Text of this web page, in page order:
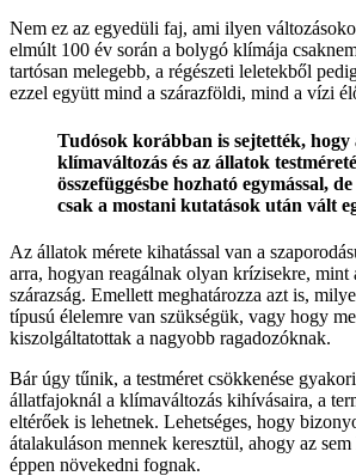
Nem ez az egyedüli faj, ami ilyen
elmúlt 100 év során a bolygó klímája
tartósan melegebb, a régészeti leletekből
ezzel együtt mind a szárazföldi, mind a vízi
Tudósok korábban is sejtették, hogy
klímaváltozás és az állatok
összefüggésbe hozható egymással,
csak a mostani kutatások után vált
Az állatok mérete kihatással van a
arra, hogyan reagálnak olyan krízisekre,
szárazság. Emellett meghatározza azt is,
típusú élelemre van szükségük, vagy hogy
kiszolgáltatottak a nagyobb ragadozóknak.
Bár úgy tűnik, a testméret csökkenése
állatfajoknál a klímaváltozás kihívásaira, a
eltérőek is lehetnek. Lehetséges, hogy
átalakuláson mennek keresztül, ahogy az
éppen növekedni fognak.